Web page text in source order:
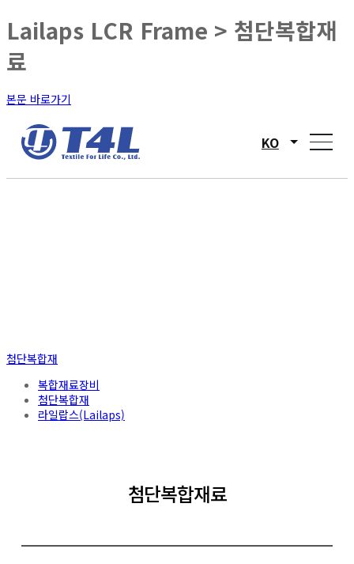
Lailaps LCR Frame > 첨단복합재
료
본문 바로가기
KO
첨단복합재
복합재료장비
첨단복합재
라일랍스(Lailaps)
첨단복합재료